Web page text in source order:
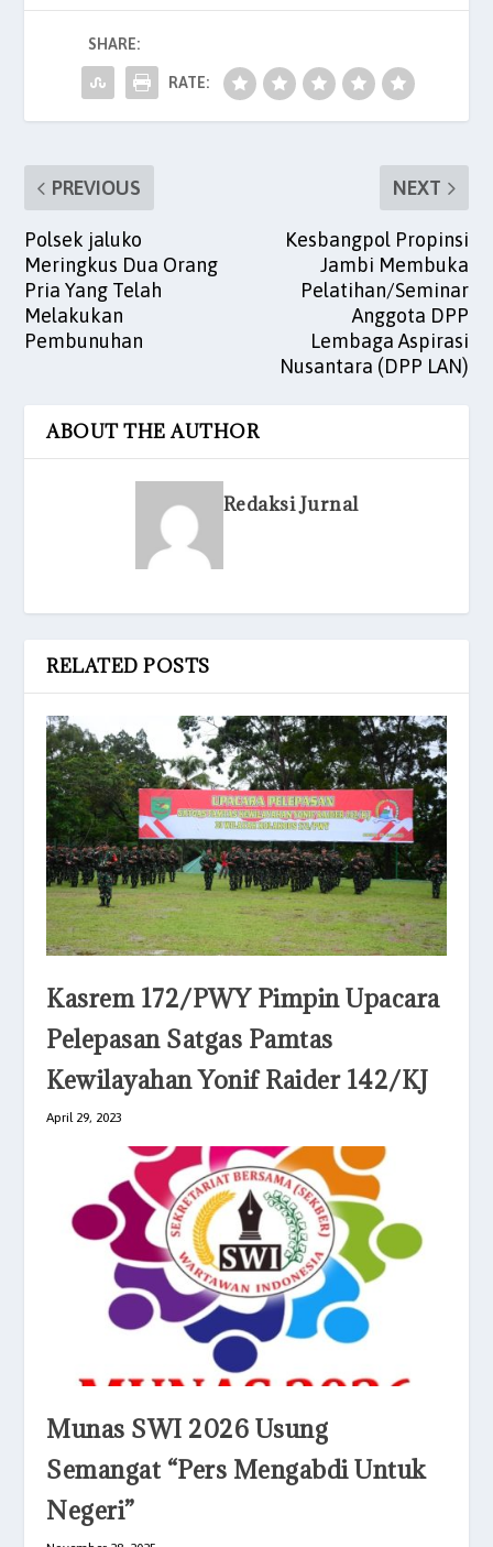
b
o
o
k
A
p
p
dI
n
t
SHARE:
RATE:
PREVIOUS
Polsek jaluko
Meringkus Dua Orang
Pria Yang Telah
Melakukan
Pembunuhan
NEXT
Kesbangpol Propinsi
Jambi Membuka
Pelatihan/Seminar
Anggota DPP
Lembaga Aspirasi
Nusantara (DPP LAN)
ABOUT THE AUTHOR
Redaksi Jurnal
RELATED POSTS
Kasrem 172/PWY Pimpin Upacara
Pelepasan Satgas Pamtas
Kewilayahan Yonif Raider 142/KJ
April 29, 2023
Munas SWI 2026 Usung
Semangat “Pers Mengabdi Untuk
Negeri”